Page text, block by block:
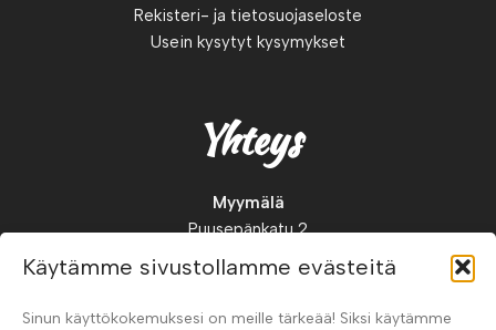
Käytämme sivustollamme evästeitä
Sinun käyttökokemuksesi on meille tärkeää! Siksi käytämme
Rekisteri- ja tietosuojaseloste
Usein kysytyt kysymykset
Yhteys
Myymälä
Puusepänkatu 2
88900, Kuhmo